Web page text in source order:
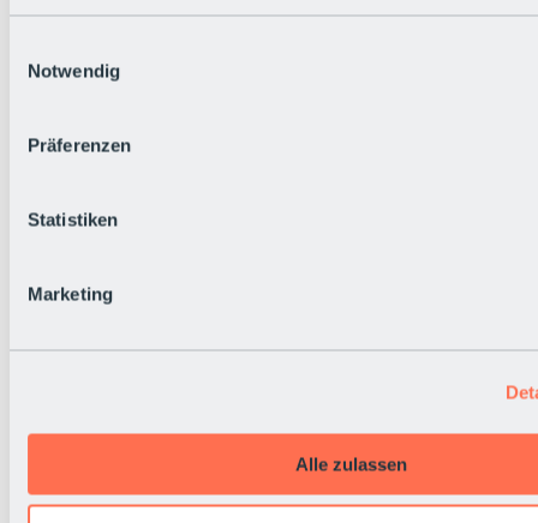
Notwendig
Präferenzen
Statistiken
Marketing
Alle zulassen